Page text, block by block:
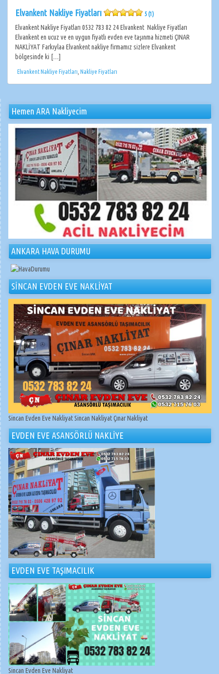
Elvankent Nakliye Fiyatları 5 (1)
Elvankent Nakliye Fiyatları 0532 783 82 24 Elvankent Nakliye Fiyatları
Elvankent en ucuz ve en uygun fiyatlı evden eve taşınma hizmeti ÇINAR
NAKLİYAT Farkıylaa Elvankent nakliye firmamız sizlere Elvankent
bölgesinde ki […]
Elvankent Nakliye Fiyatları Nakliye Fiyatları
Hemen ARA Nakliyecim
ANKARA HAVA DURUMU
SİNCAN EVDEN EVE NAKLİYAT
Sincan Evden Eve Nakliyat Sincan Nakliyat Çınar Nakliyat
EVDEN EVE ASANSÖRLÜ NAKLİYE
EVDEN EVE TAŞIMACILIK
Sincan Evden Eve Nakliyat